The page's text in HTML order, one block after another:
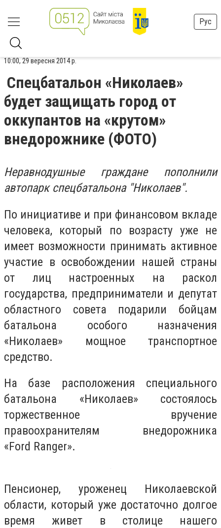
Рус
10:00, 29 вересня 2014 р.
Спецбатальон «Николаев»
будет защищать город от
оккупантов на «крутом»
внедорожнике (ФОТО)
Неравнодушные граждане пополнили
автопарк спецбатальона "Николаев".
По инициативе и при финансовом вкладе
человека, который по возрасту уже не
имеет возможности принимать активное
участие в освобождении нашей страны
от лиц настроенных на раскол
государства, предприниматели и депутат
областного совета подарили бойцам
батальона особого назначения
«Николаев» мощное транспортное
средство.
На базе расположения специального
батальона «Николаев» состоялось
торжественное вручение
правоохранителям внедорожника
«Ford Ranger».
Пенсионер, уроженец Николаевской
области, который уже достаточно долгое
время живет в столице нашего